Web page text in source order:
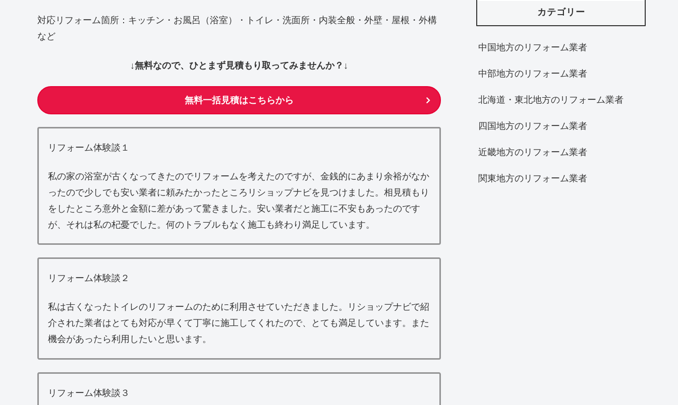
対応リフォーム箇所：キッチン・お風呂（浴室）・トイレ・洗面所・内装全般・外壁・屋根・外構
など
↓無料なので、ひとまず見積もり取ってみませんか？↓
無料一括見積はこちらから
リフォーム体験談１
私の家の浴室が古くなってきたのでリフォームを考えたのですが、金銭的にあまり余裕がなか
ったので少しでも安い業者に頼みたかったところリショップナビを見つけました。相見積もり
をしたところ意外と金額に差があって驚きました。安い業者だと施工に不安もあったのです
が、それは私の杞憂でした。何のトラブルもなく施工も終わり満足しています。
リフォーム体験談２
私は古くなったトイレのリフォームのために利用させていただきました。リショップナビで紹
介された業者はとても対応が早くて丁寧に施工してくれたので、とても満足しています。また
機会があったら利用したいと思います。
リフォーム体験談３
カテゴリー
中国地方のリフォーム業者
中部地方のリフォーム業者
北海道・東北地方のリフォーム業者
四国地方のリフォーム業者
近畿地方のリフォーム業者
関東地方のリフォーム業者